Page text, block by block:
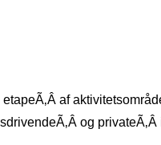
af
og